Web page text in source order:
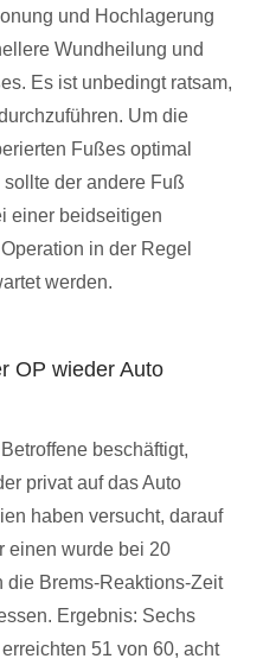
und Hochlagerung
Wundheilung und
Es ist unbedingt ratsam,
Um die
Fußes optimal
der andere Fuß
einer beidseitigen
in der Regel
werden.
OP wieder Auto
beschäftigt,
privat auf das Auto
haben versucht, darauf
einen wurde bei 20
die Brems-Reaktions-Zeit
Ergebnis: Sechs
51 von 60, acht